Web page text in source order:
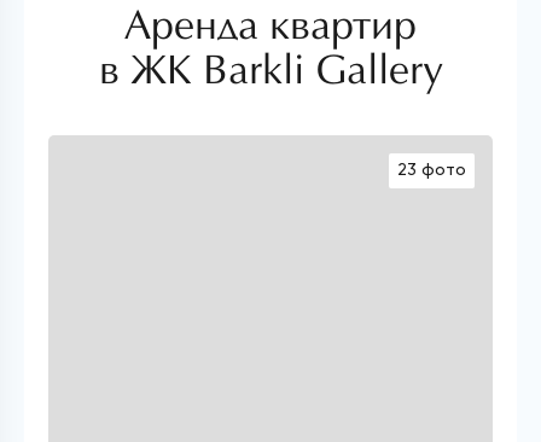
Аренда квартир
в ЖК Barkli Gallery
23 фото